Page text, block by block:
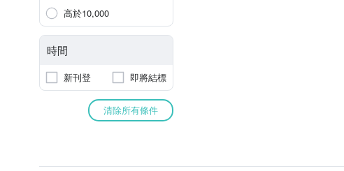
高於10,000
時間
新刊登 即將結標
清除所有條件